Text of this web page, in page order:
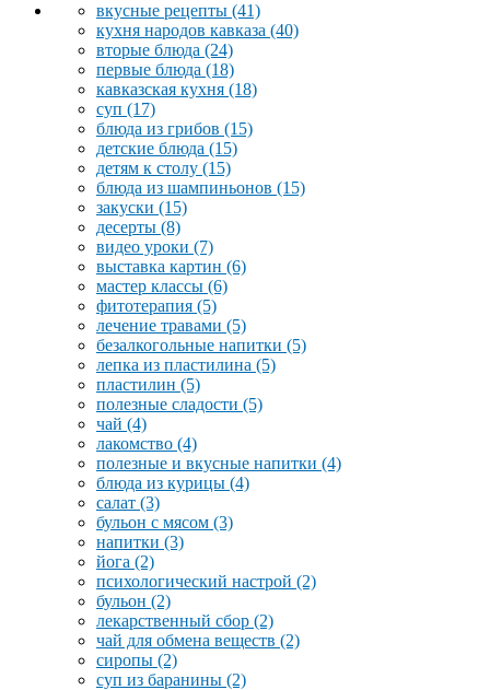
вкусные рецепты (41)
кухня народов кавказа (40)
вторые блюда (24)
первые блюда (18)
кавказская кухня (18)
суп (17)
блюда из грибов (15)
детские блюда (15)
детям к столу (15)
блюда из шампиньонов (15)
закуски (15)
десерты (8)
видео уроки (7)
выставка картин (6)
мастер классы (6)
фитотерапия (5)
лечение травами (5)
безалкогольные напитки (5)
лепка из пластилина (5)
пластилин (5)
полезные сладости (5)
чай (4)
лакомство (4)
полезные и вкусные напитки (4)
блюда из курицы (4)
салат (3)
бульон с мясом (3)
напитки (3)
йога (2)
психологический настрой (2)
бульон (2)
лекарственный сбор (2)
чай для обмена веществ (2)
сиропы (2)
суп из баранины (2)